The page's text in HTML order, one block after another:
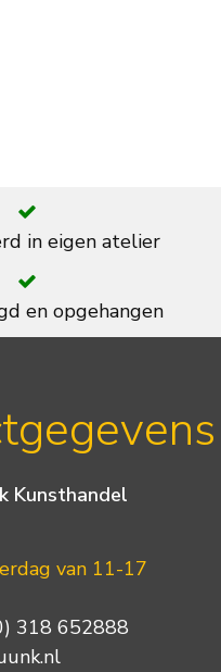
in eigen atelier
en opgehangen
Kunsthandel
van 11-17
318 652888